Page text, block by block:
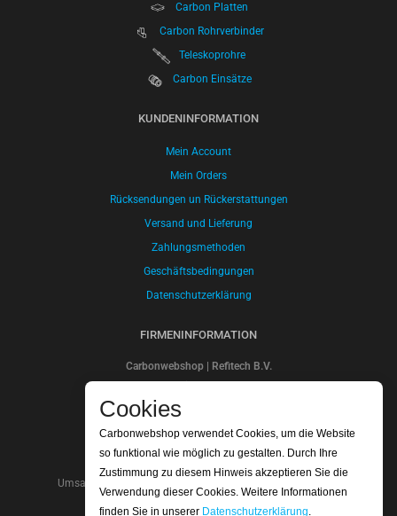
Carbon Platten
Carbon Rohrverbinder
Teleskoprohre
Carbon Einsätze
KUNDENINFORMATION
Mein Account
Mein Orders
Rücksendungen un Rückerstattungen
Versand und Lieferung
Zahlungsmethoden
Geschäftsbedingungen
Datenschutzerklärung
FIRMENINFORMATION
Carbonwebshop | Refitech B.V.
5145PE Waalwijk
Umsatzsteuer-Identifikationsnummer: NL.8066.64.605.b01
Cookies
Carbonwebshop verwendet Cookies, um die Website
so funktional wie möglich zu gestalten. Durch Ihre
Zustimmung zu diesem Hinweis akzeptieren Sie die
Verwendung dieser Cookies. Weitere Informationen
finden Sie in unserer Datenschutzerklärung.